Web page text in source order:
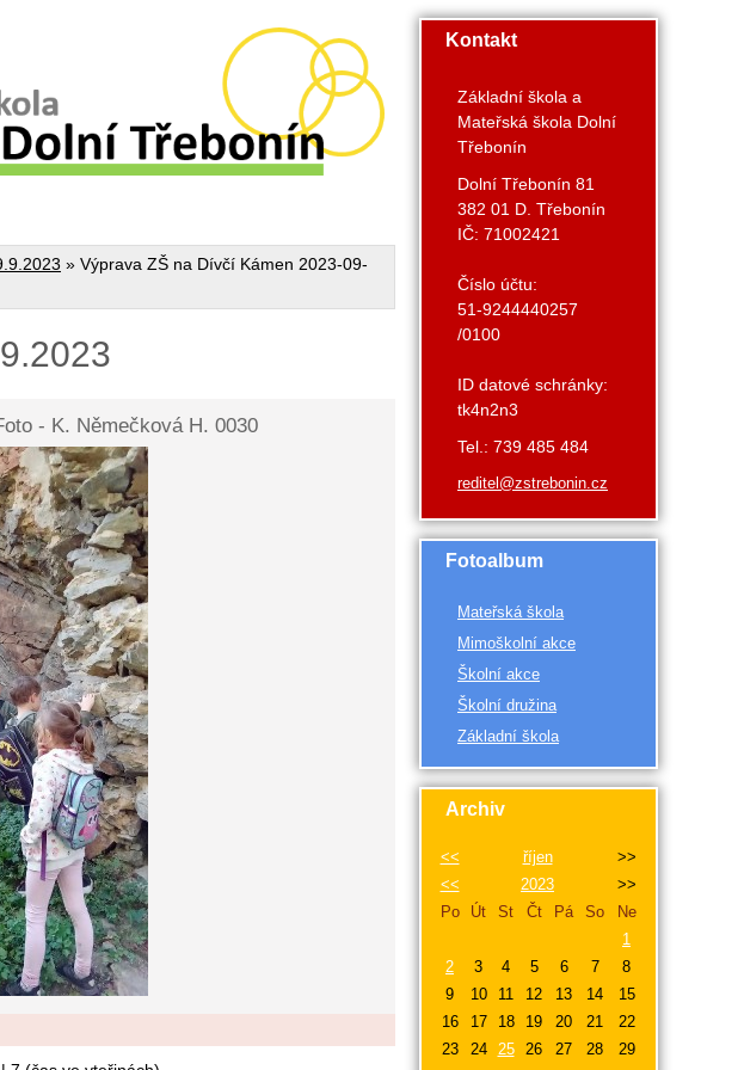
» Výprava ZŠ na Dívčí Kámen 2023-09-
- K. Němečková H. 0030
Kontakt
Základní škola a
Mateřská škola Dolní
Třebonín
Dolní Třebonín 81
382 01 D. Třebonín
IČ: 71002421
Číslo účtu:
51-9244440257
/0100
ID datové schránky:
tk4n2n3
Tel.: 739 485 484
reditel@zstrebonin.cz
Fotoalbum
Mateřská škola
Mimoškolní akce
Školní akce
Školní družina
Základní škola
Archiv
<< říjen
>>
<<
2023
>>
Po
Út St Čt Pá So
Ne
1
2
3 4 5 6 7
8
9
10 11 12 13 14
15
16
17 18 19 20 21
22
23
24 25 26 27 28
29